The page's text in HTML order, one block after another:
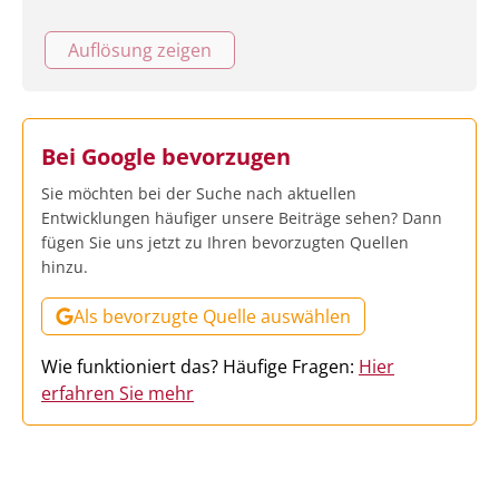
Auflösung zeigen
Bei Google bevorzugen
Sie möchten bei der Suche nach aktuellen
Entwicklungen häufiger unsere Beiträge sehen? Dann
fügen Sie uns jetzt zu Ihren bevorzugten Quellen
hinzu.
Als bevorzugte Quelle auswählen
Wie funktioniert das? Häufige Fragen: Hier
erfahren Sie mehr